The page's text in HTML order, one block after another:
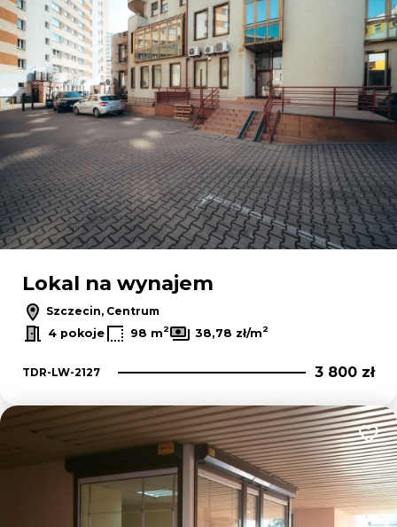
Lokal na wynajem
Szczecin, Centrum
4 pokoje
98 m2 38,78 zł/m2
TDR-LW-2127 3 800 zł